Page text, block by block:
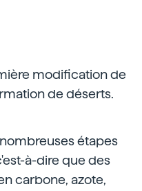
modification de
de déserts.
étapes
à-dire que des
carbone, azote,